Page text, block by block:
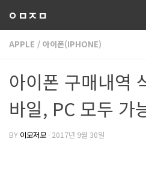
ㅇㅁㅈㅁ
APPLE / 아이폰(IPHONE)
아이폰 구매내역
바일, PC 모두 가
BY 이모저모 · 2017년 9월 30일